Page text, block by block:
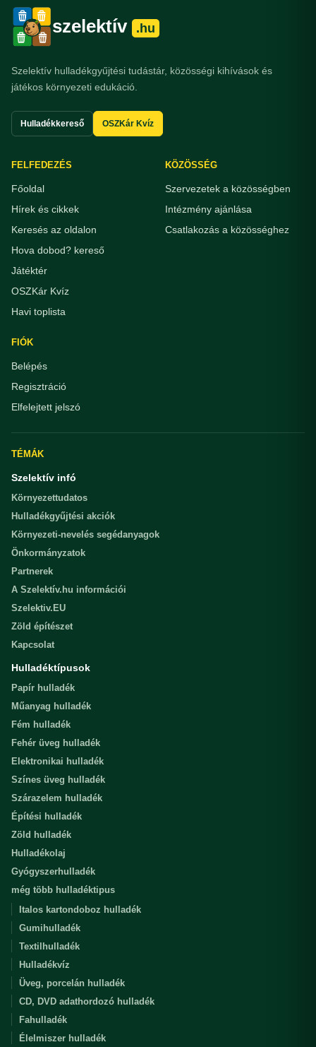
szelektív .hu
Szelektív hulladékgyűjtési tudástár, közösségi kihívások és
játékos környezeti edukáció.
Hulladékkereső OSZKár Kvíz
FELFEDEZÉS
Főoldal
Hírek és cikkek
Keresés az oldalon
Hova dobod? kereső
Játéktér
OSZKár Kvíz
Havi toplista
KÖZÖSSÉG
Szervezetek a közösségben
Intézmény ajánlása
Csatlakozás a közösséghez
FIÓK
Belépés
Regisztráció
Elfelejtett jelszó
TÉMÁK
Szelektív infó
Környezettudatos
Hulladékgyűjtési akciók
Környezeti-nevelés segédanyagok
Önkormányzatok
Partnerek
A Szelektív.hu információi
Szelektiv.EU
Zöld építészet
Kapcsolat
Hulladéktípusok
Papír hulladék
Műanyag hulladék
Fém hulladék
Fehér üveg hulladék
Elektronikai hulladék
Színes üveg hulladék
Szárazelem hulladék
Építési hulladék
Zöld hulladék
Hulladékolaj
Gyógyszerhulladék
még több hulladéktipus
Italos kartondoboz hulladék
Gumihulladék
Textilhulladék
Hulladékvíz
Üveg, porcelán hulladék
CD, DVD adathordozó hulladék
Fahulladék
Élelmiszer hulladék